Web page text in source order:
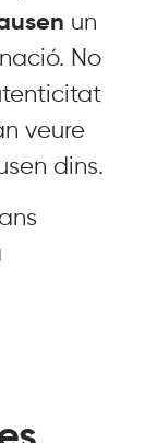
un
No
veure
dins.